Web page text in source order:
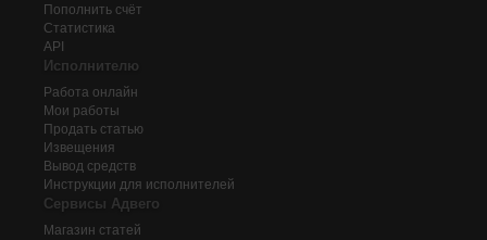
Пополнить счёт
Статистика
API
Исполнителю
Работа онлайн
Мои работы
Продать статью
Извещения
Вывод средств
Инструкции для исполнителей
Сервисы Адвего
Магазин статей